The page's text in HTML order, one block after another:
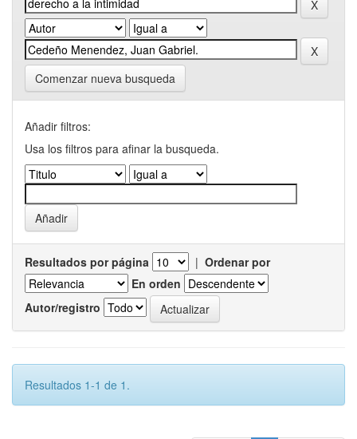
Comenzar nueva busqueda
Añadir filtros:
Usa los filtros para afinar la busqueda.
Resultados por página | Ordenar por
En orden
Autor/registro
Resultados 1-1 de 1.